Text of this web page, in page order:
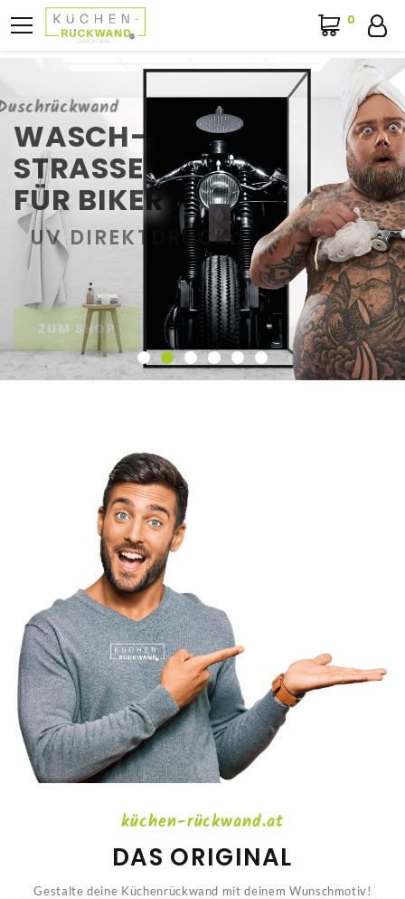
0
0
Duschrückwand
WASCH-
STRASSE
FÜR BIKER
UV DIREKTDRUCK
ZUM SHOP
küchen-rückwand.at
DAS ORIGINAL
Gestalte deine Küchenrückwand mit deinem Wunschmotiv!